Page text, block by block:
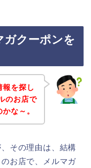
ガクーポンを
報を探し
のお店で
な～。
その理由は、結構
お店で、メルマガ